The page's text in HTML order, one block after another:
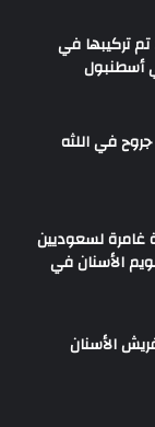
تركيبها في
أسطنبول
في اللثه
غامرة لسعوديين
الأسنان في
الأسنان